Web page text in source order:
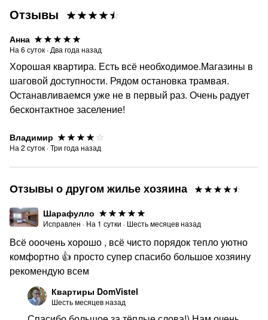
Отзывы
Анна
На 6 суток · Два года назад
Хорошая квартира. Есть всё необходимое.Магазины в
шаговой доступности. Рядом остановка трамвая.
Останавливаемся уже не в первый раз. Очень радует
бесконтактное заселение!
Владимир
На 2 суток ·Три года назад
Отзывы о другом жилье хозяина
Шарафулло
Исправлен · На 1 сутки · Шесть месяцев назад
Всё ооочень хорошо , всё чисто порядок тепло уютно
комфортно 👍 просто супер спасибо большое хозяину
рекомендую всем
Квартиры DomVistel
Шесть месяцев назад